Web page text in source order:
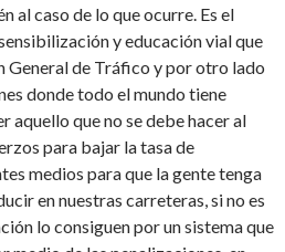
al caso de lo que ocurre. Es el
y educación vial que
General de Tráfico y por otro lado
donde todo el mundo tiene
aquello que no se debe hacer al
para bajar la tasa de
medios para que la gente tenga
en nuestras carreteras, si no es
lo consiguen por un sistema que